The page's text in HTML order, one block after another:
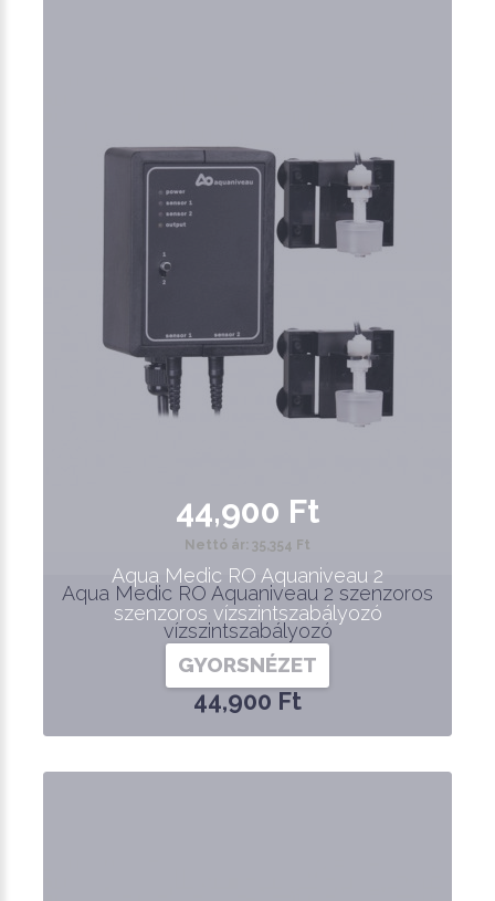
Aqua Medic RO Aquaniveau 2 szenzoros
vízszintszabályozó
44,900 Ft
44,900 Ft
Nettó ár: 35,354 Ft
Aqua Medic RO Aquaniveau 2
szenzoros vízszintszabályozó
GYORSNÉZET